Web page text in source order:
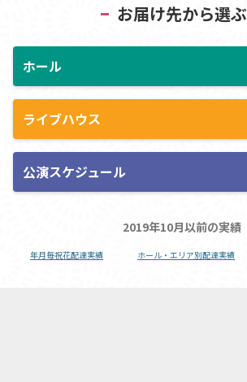
お届け先から選ぶ
ホール
ライブハウス
公演スケジュール
2019年10月以前の実績
年月毎祝花配達実績 ホール・エリア別配達実績